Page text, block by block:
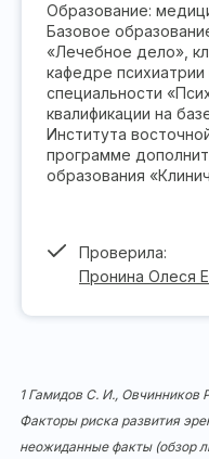
Образование:
Базовое
«Лечебное дело»,
кафедре
специальности
квалификации на
Института
программе
образования
Проверила:
Пронина Олеся
1 Гамидов С. И.,
Факторы риска развития
неожиданные факты (обзор